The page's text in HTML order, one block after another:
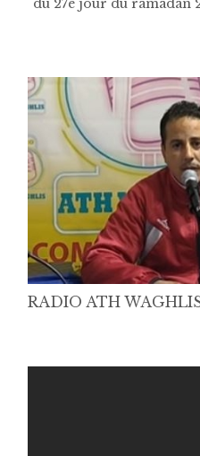
du 27e jour du ramadan
RADIO ATH